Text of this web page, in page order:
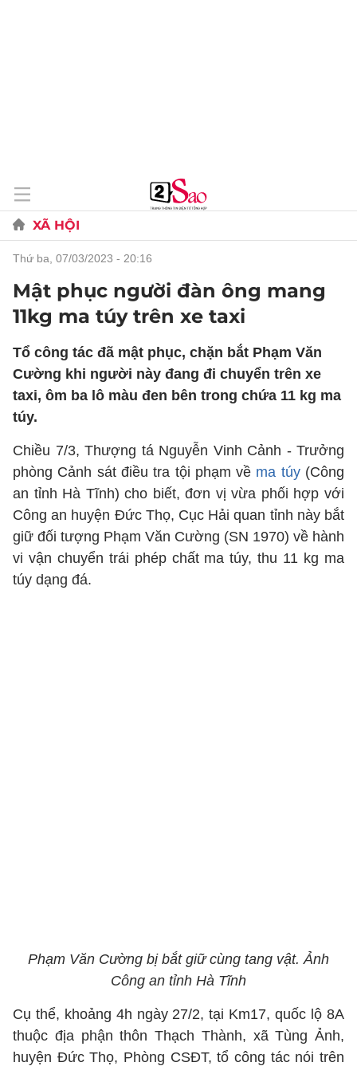
XÃ HỘI
thứ ba, 07/03/2023 - 20:16
Mật phục người đàn ông mang
11kg ma túy trên xe taxi
Tổ công tác đã mật phục, chặn bắt Phạm Văn
Cường khi người này đang đi chuyển trên xe
taxi, ôm ba lô màu đen bên trong chứa 11 kg ma
túy.
Chiều 7/3, Thượng tá Nguyễn Vinh Cảnh - Trưởng
phòng Cảnh sát điều tra tội phạm về ma túy (Công
an tỉnh Hà Tĩnh) cho biết, đơn vị vừa phối hợp với
Công an huyện Đức Thọ, Cục Hải quan tỉnh này bắt
giữ đối tượng Phạm Văn Cường (SN 1970) về hành
vi vận chuyển trái phép chất ma túy, thu 11 kg ma
túy dạng đá.
Phạm Văn Cường bị bắt giữ cùng tang vật. Ảnh
Công an tỉnh Hà Tĩnh
Cụ thể, khoảng 4h ngày 27/2, tại Km17, quốc lộ 8A
thuộc địa phận thôn Thạch Thành, xã Tùng Ảnh,
huyện Đức Thọ, Phòng CSĐT, tổ công tác nói trên